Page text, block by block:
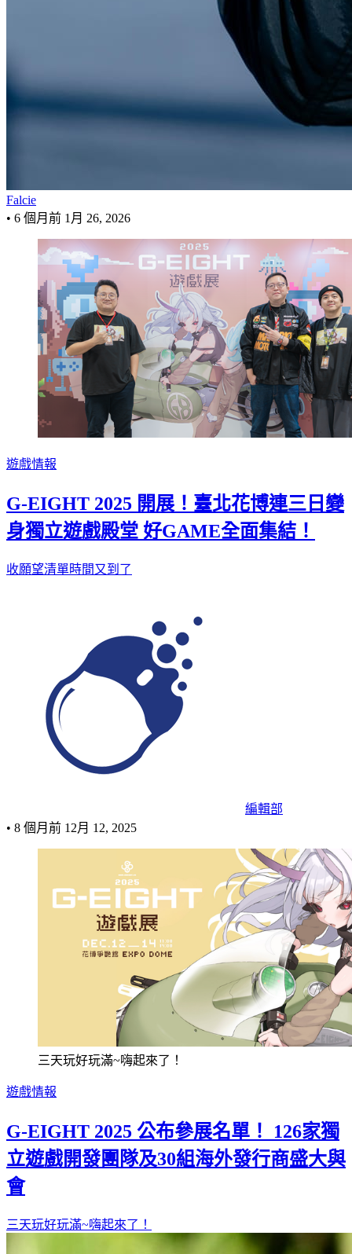
Falcie
• 6 個月前 1月 26, 2026
遊戲情報
G-EIGHT 2025 開展！臺北花博連三日變
身獨立遊戲殿堂 好GAME全面集結！
收願望清單時間又到了
編輯部
• 8 個月前 12月 12, 2025
三天玩好玩滿~嗨起來了！
遊戲情報
G-EIGHT 2025 公布參展名單！ 126家獨
立遊戲開發團隊及30組海外發行商盛大與
會
三天玩好玩滿~嗨起來了！